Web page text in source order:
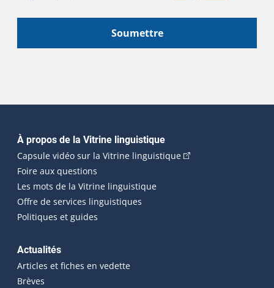
Soumettre
Navigation principale
À propos de la Vitrine linguistique
Capsule vidéo sur la Vitrine linguistique(Cet hyperlien
Foire aux questions
Les mots de la Vitrine linguistique
Offre de services linguistiques
Politiques et guides
Actualités
Articles et fiches en vedette
Brèves